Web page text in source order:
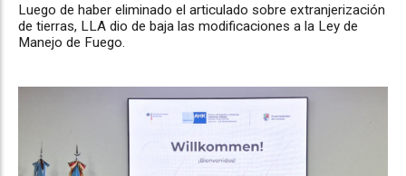
Luego de haber eliminado el articulado sobre extranjerización
de tierras, LLA dio de baja las modificaciones a la Ley de
Manejo de Fuego.